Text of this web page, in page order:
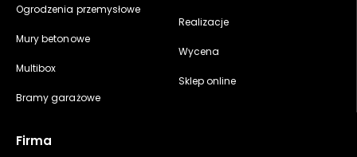
Ogrodzenia przemysłowe
Mury betonowe
Multibox
Bramy garażowe
Realizacje
Wycena
Sklep online
Firma